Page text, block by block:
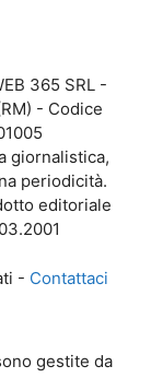
365 SRL -
- Codice
giornalistica,
periodicità.
editoriale
- Contattaci
gestite da